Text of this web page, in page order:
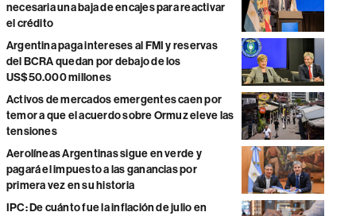
necesaria una baja de encajes para reactivar
el crédito
Argentina paga intereses al FMI y reservas
del BCRA quedan por debajo de los
US$50.000 millones
Activos de mercados emergentes caen por
temor a que el acuerdo sobre Ormuz eleve las
tensiones
Aerolíneas Argentinas sigue en verde y
pagará el impuesto a las ganancias por
primera vez en su historia
IPC: De cuánto fue la inflación de julio en